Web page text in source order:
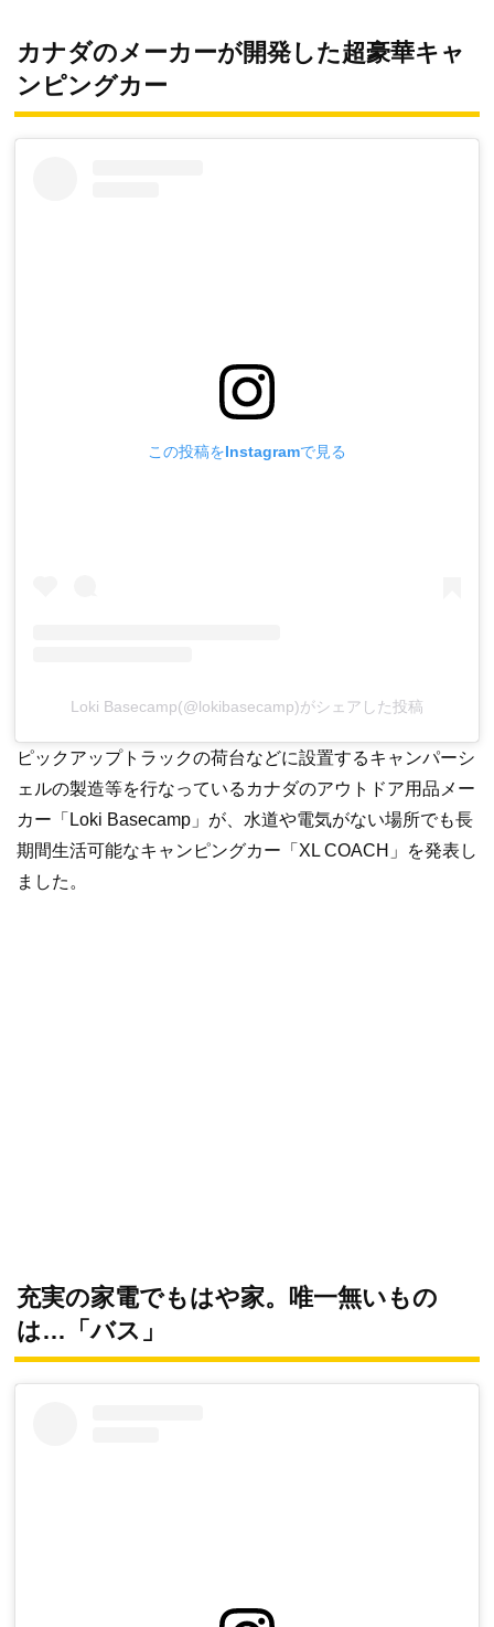
カナダのメーカーが開発した超豪華キャ
ンピングカー
この投稿をInstagramで見る
Loki Basecamp(@lokibasecamp)がシェアした投稿
ピックアップトラックの荷台などに設置するキャンパーシ
ェルの製造等を行なっているカナダのアウトドア用品メー
カー「Loki Basecamp」が、水道や電気がない場所でも長
期間生活可能なキャンピングカー「XL COACH」を発表し
ました。
充実の家電でもはや家。唯一無いもの
は…「バス」